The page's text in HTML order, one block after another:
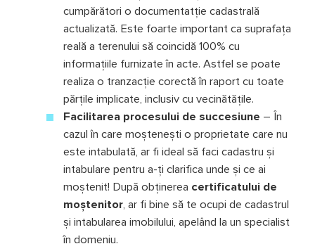
cumpărători o documentatție cadastrală
actualizată. Este foarte important ca suprafața
reală a terenului să coincidă 100% cu
informațiile furnizate în acte. Astfel se poate
realiza o tranzacție corectă în raport cu toate
părțile implicate, inclusiv cu vecinătățile.
Facilitarea procesului de succesiune – În
cazul în care moștenești o proprietate care nu
este intabulată, ar fi ideal să faci cadastru și
intabulare pentru a-ți clarifica unde și ce ai
moștenit! După obținerea certificatului de
moștenitor , ar fi bine să te ocupi de cadastrul
și intabularea imobilului, apelând la un specialist
în domeniu.